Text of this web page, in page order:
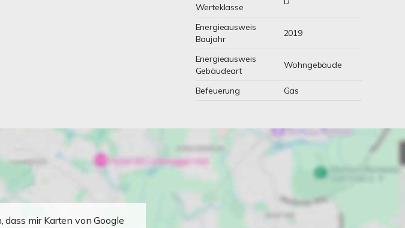
Werteklasse
Energieausweis
Baujahr
2019
Energieausweis
Gebäudeart
Wohngebäude
Befeuerung Gas
mir Karten von Google